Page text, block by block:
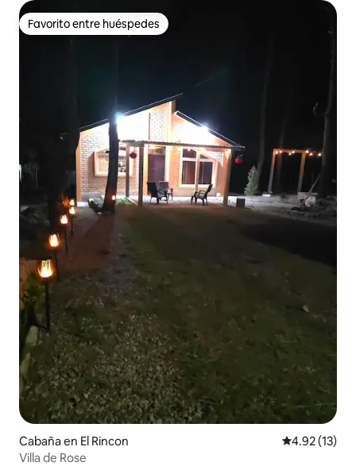
Favorito entre huéspedes
Favorito entre huéspedes
Cabaña en El Rincon Calificación
4.92 (13)
Villa de Rose